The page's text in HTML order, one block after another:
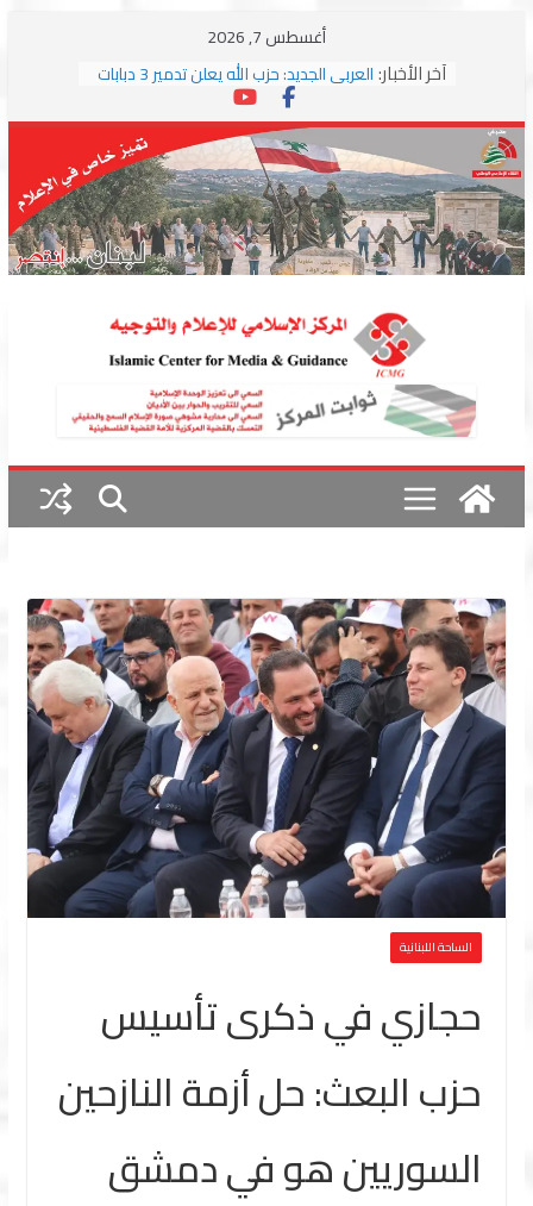
أغسطس 7, 2026
آخر الأخبار: العربي الجديد: حزب الله يعلن تدمير 3 دبابات
وسط اشتباكات مع جيش الاحتلال
ترامب: مذكرة التفاهم تمثل “استسلاما غير
مشروط” من جانب إيران
الجمهورية: إسرائيل إلى واشنطن بخريطة
احتلال جديدة ولبنان أمام اختبار التفاوض
بزشكيان وترامب يوقعان اتفاق إسلام آباد
تمهيداً لاستئناف المفاوضات
استهداف دراجة نارية على طريق العباسية
الساحة اللبنانية
حجازي في ذكرى تأسيس
حزب البعث: حل أزمة النازحين
السوريين هو في دمشق